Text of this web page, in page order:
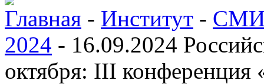
Главная - Институт - СМИ
2024 - 16.09.2024
октября: III конференция